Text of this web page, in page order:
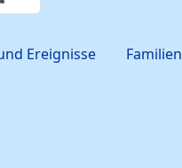
Ereignisse Familien